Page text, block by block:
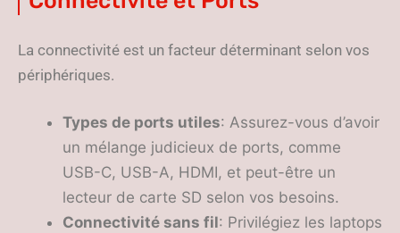
La connectivité est un facteur déterminant selon vos
périphériques.
Types de ports utiles: Assurez-vous d’avoir
un mélange judicieux de ports, comme
USB-C, USB-A, HDMI, et peut-être un
lecteur de carte SD selon vos besoins.
Connectivité sans fil: Privilégiez les laptops